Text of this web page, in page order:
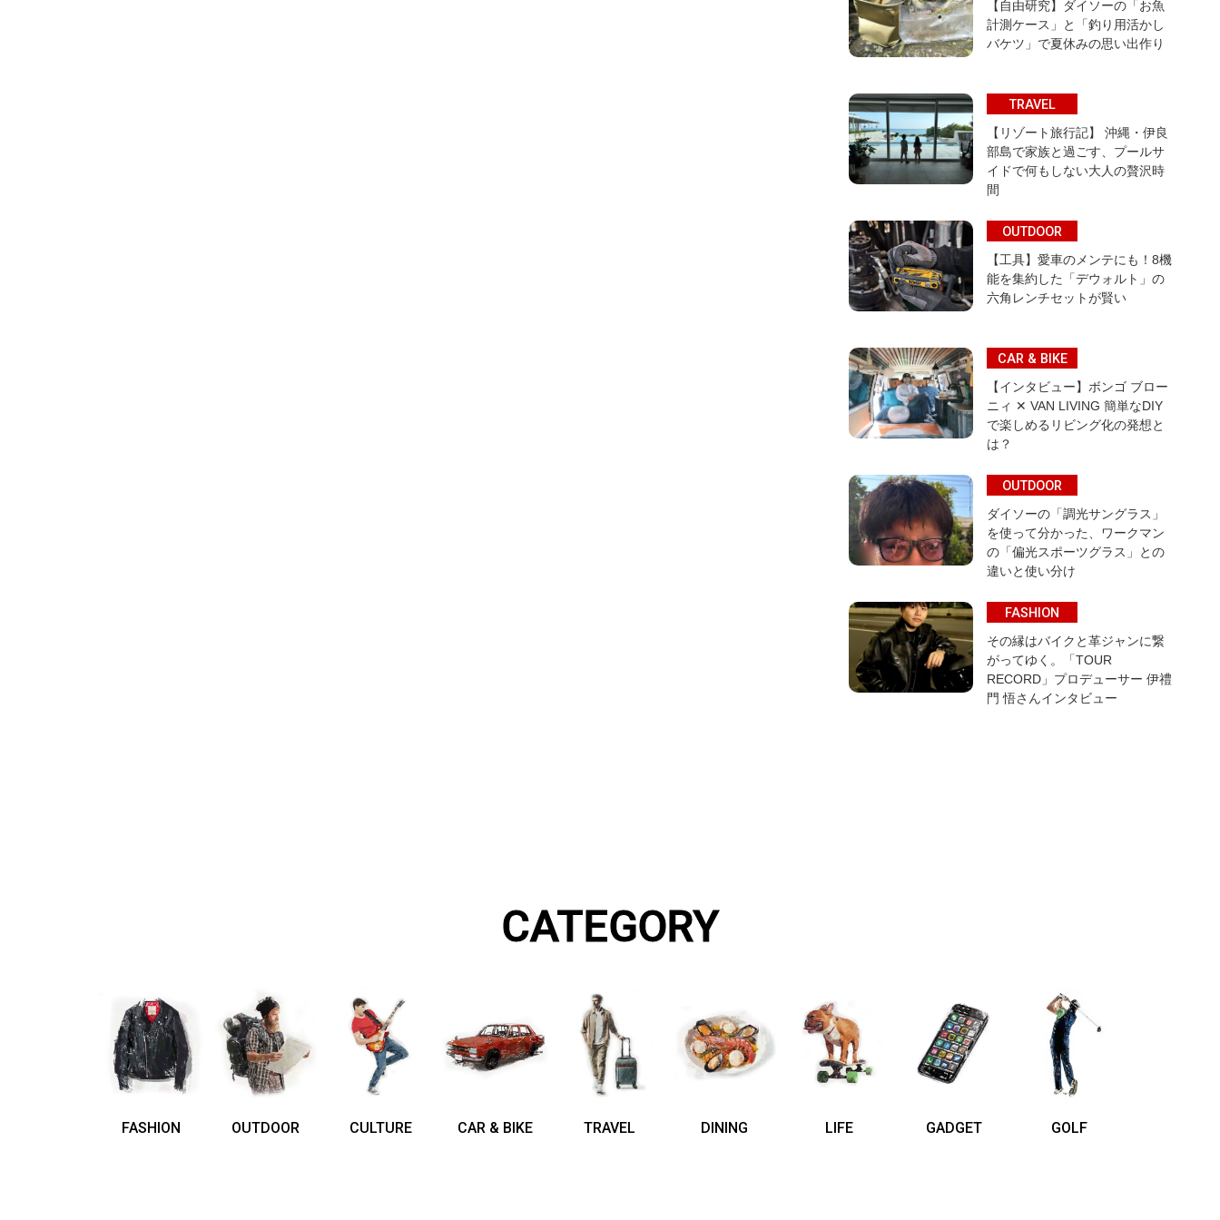
【自由研究】ダイソーの「お魚
計測ケース」と「釣り用活かし
バケツ」で夏休みの思い出作り
TRAVEL
【リゾート旅行記】 沖縄・伊良
部島で家族と過ごす、プールサ
イドで何もしない大人の贅沢時
間
OUTDOOR
【工具】愛車のメンテにも！8機
能を集約した「デウォルト」の
六角レンチセットが賢い
CAR & BIKE
【インタビュー】ボンゴ ブロー
ニィ ✕ VAN LIVING 簡単なDIY
で楽しめるリビング化の発想と
は？
OUTDOOR
ダイソーの「調光サングラス」
を使って分かった、ワークマン
の「偏光スポーツグラス」との
違いと使い分け
FASHION
その縁はバイクと革ジャンに繋
がってゆく。「TOUR
RECORD」プロデューサー 伊禮
門 悟さんインタビュー
CATEGORY
FASHION OUTDOOR CULTURE CAR & BIKE TRAVEL DINING LIFE GADGET GOLF